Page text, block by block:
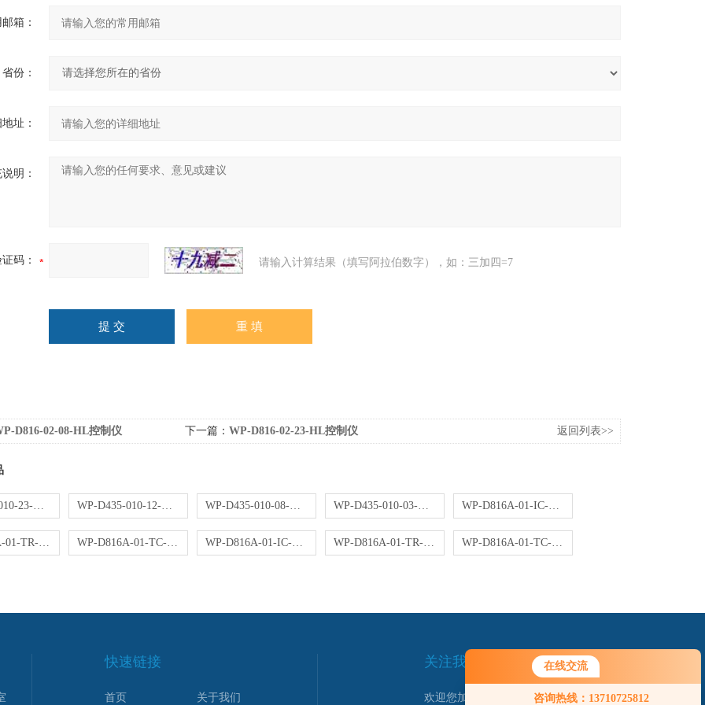
在线交流
咨询热线：13710725812
箱：
省份：
址：
明：
码： 请输入计算结果（填写阿拉伯数字），如：三加四=7
D816-02-08-HL控制仪 下一篇： WP-D816-02-23-HL控制仪 返回列表>>
WP-D435-010-23-NN操作器 WP-D435-010-12-NN操作器 WP-D435-010-08-NN操作器 WP-D435-010-03-NN操作器 WP-D816A-01-IC-HL控制仪
WP-D816A-01-TR-HL控制仪 WP-D816A-01-TC-HL控制仪 WP-D816A-01-IC-NN控制仪 WP-D816A-01-TR-NN控制仪 WP-D816A-01-TC-NN控制仪
快速链接
首页 关于我们
关注我们
欢迎您加我微信了解更多信息：